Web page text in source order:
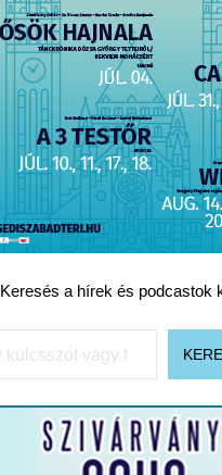
Keresés a hírek és podcastok